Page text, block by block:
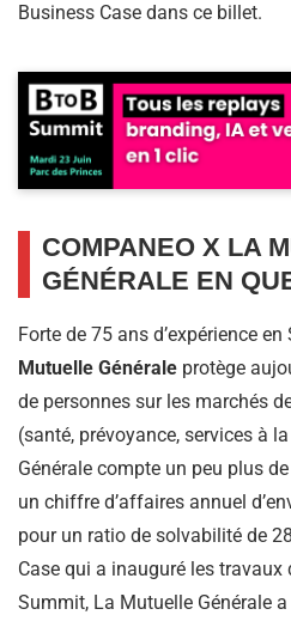
Business Case dans ce billet.
COMPANEO X LA
GÉNÉRALE EN
Forte de 75 ans d’expérience
Mutuelle Générale protège
de personnes sur les marchés
(santé, prévoyance, services à
Générale compte un peu plus
un chiffre d’affaires annuel
pour un ratio de solvabilité de
Case qui a inauguré les travaux
Summit, La Mutuelle Générale